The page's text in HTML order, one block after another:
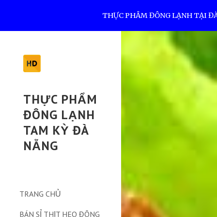
THỰC PHẨM ĐÔNG LẠNH TẠI
THỰC PHẨM
ĐÔNG LẠNH
TAM KỲ ĐÀ
NẴNG
TRANG CHỦ
BÁN SỈ THỊT HEO ĐÔNG